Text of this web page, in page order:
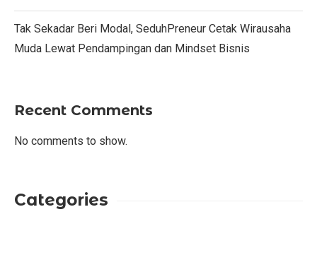
Tak Sekadar Beri Modal, SeduhPreneur Cetak Wirausaha
Muda Lewat Pendampingan dan Mindset Bisnis
Recent Comments
No comments to show.
Categories